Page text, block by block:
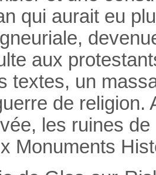
qui aurait eu
aux
textes, un
de
les ruines
Monuments